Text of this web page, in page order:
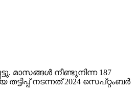
മാസങ്ങള്‍ നീണ്ടുനിന്ന 187
നടന്നത് 2024 സെപ്റ്റംബര്‍